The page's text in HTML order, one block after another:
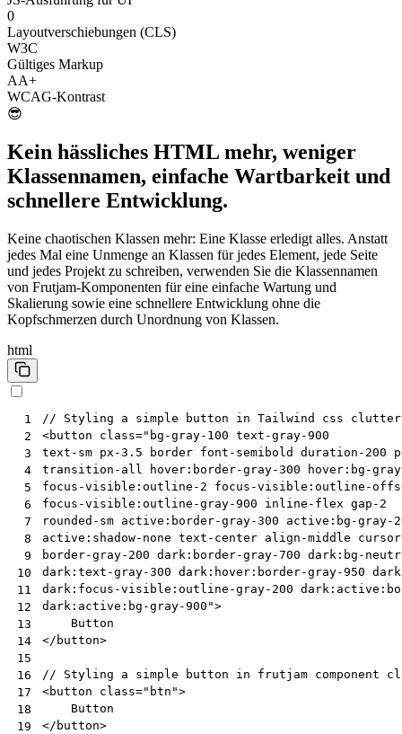
0
Layoutverschiebungen (CLS)
W3C
Gültiges Markup
AA+
WCAG-Kontrast
😎
Kein hässliches HTML mehr, weniger
Klassennamen, einfache Wartbarkeit und
schnellere Entwicklung.
Keine chaotischen Klassen mehr: Eine Klasse erledigt alles. Anstatt
jedes Mal eine Unmenge an Klassen für jedes Element, jede Seite
und jedes Projekt zu schreiben, verwenden Sie die Klassennamen
von Frutjam-Komponenten für eine einfache Wartung und
Skalierung sowie eine schnellere Entwicklung ohne die
Kopfschmerzen durch Unordnung von Klassen.
html
1
2
3
4
5
6
7
8
9
10
11
12
13
14
15
16
17
18
19
<button class="bg-gray-100 text-gray-900
text-sm px-3.5 border font-semibold duration-200
transition-all hover:border-gray-300 hover:bg-
focus-visible:outline-2 focus-visible:outline-
focus-visible:outline-gray-900 inline-flex gap-2
rounded-sm active:border-gray-300 active:bg-gray-
active:shadow-none text-center align-middle
border-gray-200 dark:border-gray-700 dark:bg-
dark:text-gray-300 dark:hover:border-gray-950
dark:focus-visible:outline-gray-200
dark:active:bg-gray-900">
</ button>
<button class="btn">
</ button>